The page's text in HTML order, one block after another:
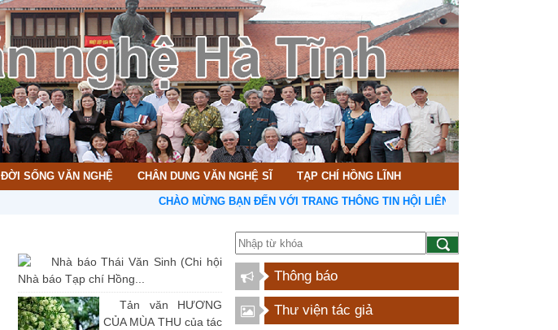
ĐỜI SỐNG VĂN NGHỆ CHÂN DUNG VĂN NGHỆ SĨ TẠP CHÍ HỒNG LĨNH
CHÀO MỪNG BẠN ĐẾN VỚI TRANG THÔNG TIN HỘI LIÊN HIỆP VĂN HỌC NGHỆ
Nhà báo Thái Văn Sinh (Chi hội
Nhà báo Tạp chí Hồng...
Tản văn HƯƠNG
CỦA MÙA THU của tác
Thông báo
Thư viện tác giả